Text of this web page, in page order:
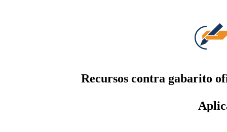
Recursos contra gabarito